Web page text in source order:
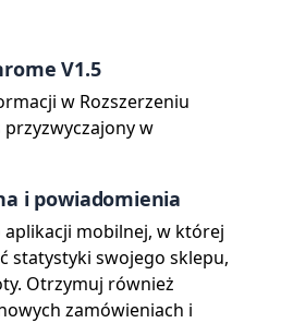
V1.5
w Rozszerzeniu
w
i powiadomienia
aplikacji mobilnej, w której
statystyki swojego sklepu,
Otrzymuj również
zamówieniach i